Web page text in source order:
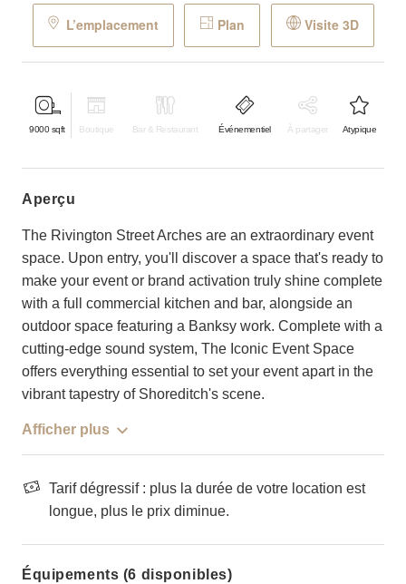
L’emplacement Plan Visite 3D
9000 sqft Boutique Bar & Restaurant Événementiel À partager Atypique
aperçu
The Rivington Street Arches are an extraordinary event
space. Upon entry, you'll discover a space that's ready to
make your event or brand activation truly shine complete
with a full commercial kitchen and bar, alongside an
outdoor space featuring a Banksy work. Complete with a
cutting-edge sound system, The Iconic Event Space
offers everything essential to set your event apart in the
vibrant tapestry of Shoreditch's scene.
Afficher plus
Tarif dégressif : plus la durée de votre location est
longue, plus le prix diminue.
Équipements (6 disponibles)